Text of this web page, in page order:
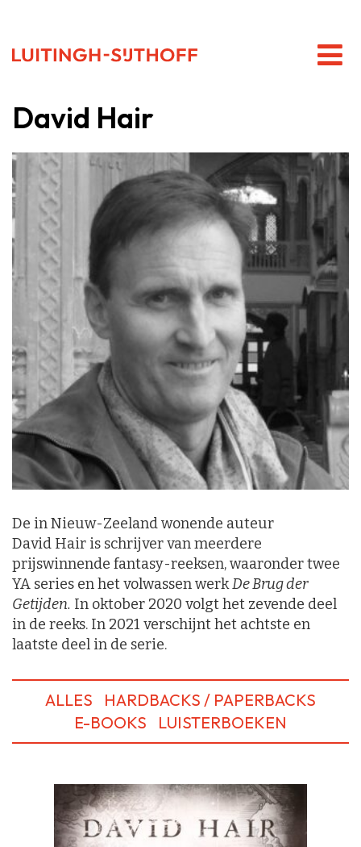
David Hair
De in Nieuw-Zeeland wonende auteur
David Hair is schrijver van meerdere
prijswinnende fantasy-reeksen, waaronder twee
YA series en het volwassen werkDe Brug der
Getijden. In oktober 2020 volgt het zevende deel
in de reeks. In 2021 verschijnt het achtste en
laatste deel in de serie.
ALLES
HARDBACKS / PAPERBACKS
E-BOOKS
LUISTERBOEKEN